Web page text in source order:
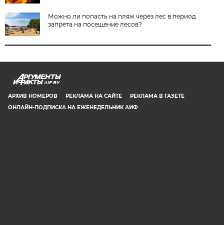
Можно ли попасть на пляж через лес в период
запрета на посещение лесов?
AIF.BY
АРХИВ НОМЕРОВ РЕКЛАМА НА САЙТЕ
РЕКЛАМА В ГАЗЕТЕ
ОНЛАЙН-ПОДПИСКА НА ЕЖЕНЕДЕЛЬНИК АИФ